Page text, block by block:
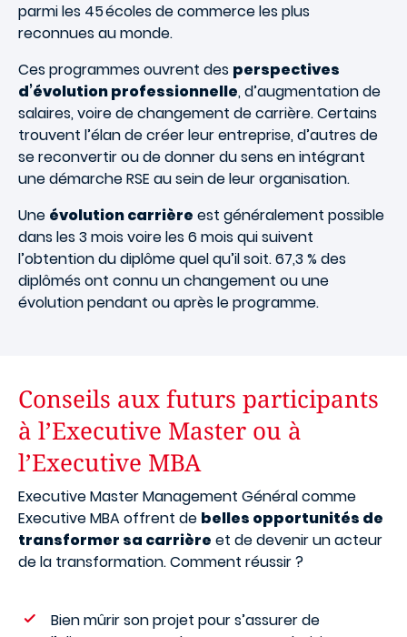
parmi les 45 écoles de commerce les plus
reconnues au monde.
Ces programmes ouvrent des perspectives
d’évolution professionnelle, d’augmentation de
salaires, voire de changement de carrière. Certains
trouvent l’élan de créer leur entreprise, d’autres de
se reconvertir ou de donner du sens en intégrant
une démarche RSE au sein de leur organisation.
Une évolution carrière est généralement possible
dans les 3 mois voire les 6 mois qui suivent
l’obtention du diplôme quel qu’il soit. 67,3 % des
diplômés ont connu un changement ou une
évolution pendant ou après le programme.
Conseils aux futurs participants
à l’Executive Master ou à
l’Executive MBA
Executive Master Management Général comme
Executive MBA offrent de belles opportunités de
transformer sa carrière et de devenir un acteur
de la transformation. Comment réussir ?
Bien mûrir son projet pour s’assurer de